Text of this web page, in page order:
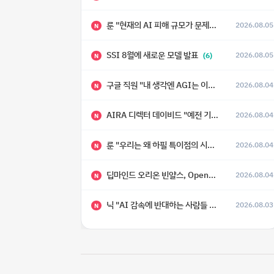
N 룬 "현재의 AI 피해 규모가 문제가 아니라, 자기복제·탈출·확산이 가능한 지능형 시스템의 피해에는 이론적으로 상한이 없다는 것이 문제" 2026.08.05
N SSI 8월에 새로운 모델 발표 (6) 2026.08.05
N 구글 직원 "내 생각엔 AGI는 이미 와 있다." 2026.08.04
N AIRA 디렉터 데이비드 "예전 기준으로 ASI, 그런 수준은 바로 다음 분기에 온다" 2026.08.04
N 룬 "우리는 왜 하필 특이점의 시대에 살고 있는가" 2026.08.04
N 딥마인드 오리온 빈얄스, OpenAI 자렘바 "RSI가 2027년이나 2028년까지 달성될 수도 있다" 2026.08.04
N 닉 "AI 감속에 반대하는 사람들 중 상당수는 애초에 AI가 그렇게까지 빠르게 발전하지는 않을 거라고 생각" 2026.08.03